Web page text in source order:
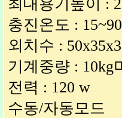
최대용기높이 :
충진온도 :
외치수 :
기계중량 : 10kg
전력 : 120 w
수동/자동모드